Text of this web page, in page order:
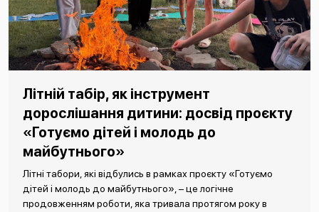
Літній табір, як інструмент
дорослішання дитини: досвід проєкту
«Готуємо дітей і молодь до
майбутнього»
Літні табори, які відбулись в рамках проєкту «Готуємо
дітей і молодь до майбутнього», – це логічне
продовженням роботи, яка тривала протягом року в